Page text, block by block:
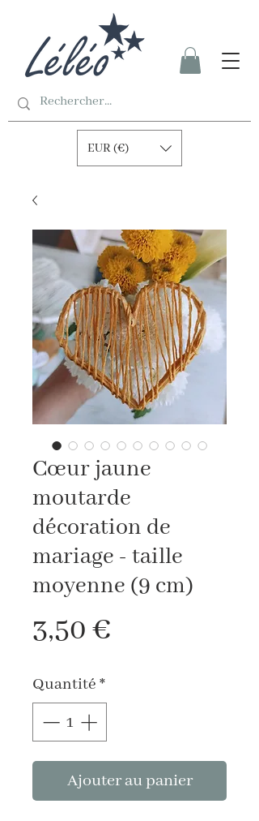
EUR (€)
Cœur jaune
moutarde
décoration de
mariage - taille
moyenne (9 cm)
3,50 €
Quantité *
Ajouter au panier